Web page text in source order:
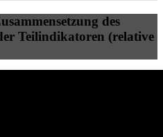
des
Teilindikatoren (relative